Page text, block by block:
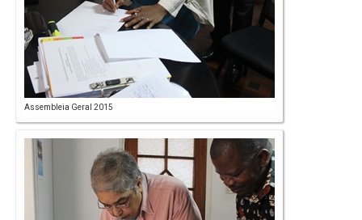
Assembleia Geral 2015